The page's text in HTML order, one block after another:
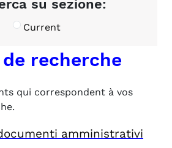
su sezione:
Current
recherche
qui correspondent à vos
amministrativi